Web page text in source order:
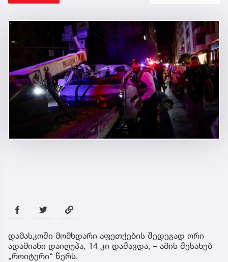
დამასკოში მომხდარი აფეთქების შედეგად ორი
ადამიანი დაიღუპა, 14 კი დაშავდა, – ამის შესახებ
„როიტერი“ წერს.